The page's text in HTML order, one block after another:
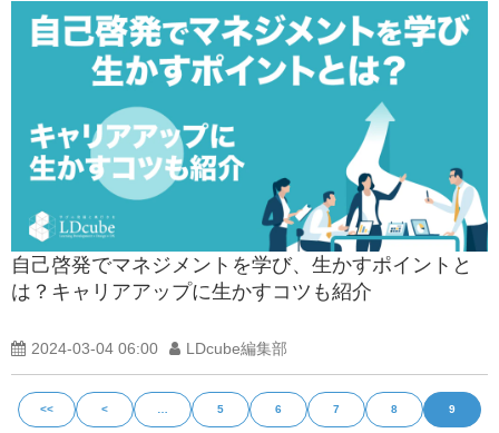
自己啓発でマネジメントを学び、生かすポイントと
は？キャリアアップに生かすコツも紹介
2024-03-04 06:00 LDcube編集部
<< < 5 6 7 8 9